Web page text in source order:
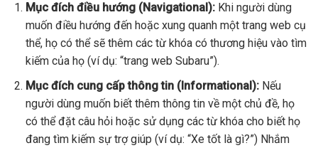
Mục đích điều hướng (Navigational):Khi người dùng
muốn điều hướng đến hoặc xung quanh một trang web cụ
thể, họ có thể sẽ thêm các từ khóa có thương hiệu vào tìm
kiếm của họ (ví dụ: “trang web Subaru”).
Mục đích cung cấp thông tin (Informational):Nếu
người dùng muốn biết thêm thông tin về một chủ đề, họ
có thể đặt câu hỏi hoặc sử dụng các từ khóa cho biết họ
đang tìm kiếm sự trợ giúp (ví dụ: “Xe tốt là gì?”) Nhắm